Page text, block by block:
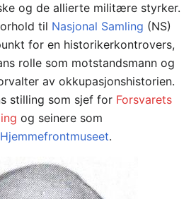
og de allierte militære styrker.
til Nasjonal Samling (NS)
for en historikerkontrovers,
rolle som motstandsmann og
av okkupasjonshistorien.
stilling som sjef for Forsvarets
og seinere som
Hjemmefrontmuseet.